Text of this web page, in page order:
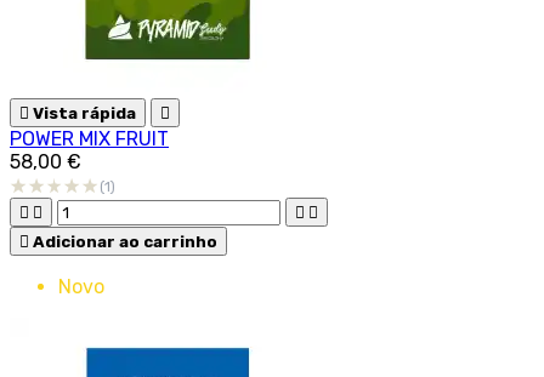
 Vista rápida 
POWER MIX FRUIT
58,00 €
(1)
   
 Adicionar ao carrinho
Novo